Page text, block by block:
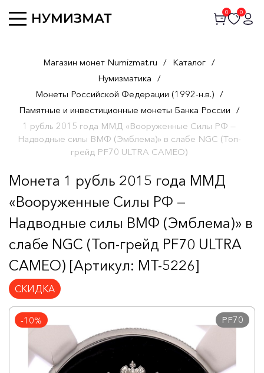
0 0
Магазин монет Numizmat.ru / Каталог /
Нумизматика /
Монеты Российской Федерации (1992-н.в.) /
Памятные и инвестиционные монеты Банка России /
1 рубль 2015 года ММД «Вооруженные Силы РФ —
Надводные силы ВМФ (Эмблема)» в слабе NGC (Топ-
грейд PF70 ULTRA CAMEO)
Монета 1 рубль 2015 года ММД
«Вооруженные Силы РФ —
Надводные силы ВМФ (Эмблема)» в
слабе NGC (Топ-грейд PF70 ULTRA
CAMEO) [Артикул: MT-5226]
СКИДКА
-10% PF70